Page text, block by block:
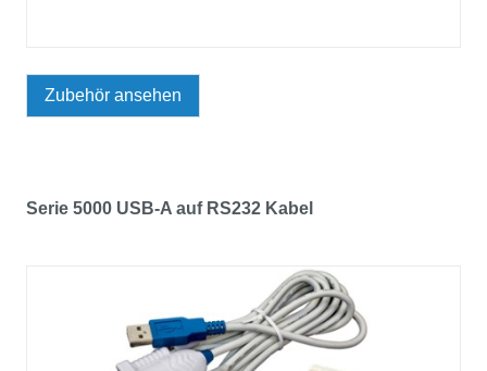
Zubehör ansehen
Serie 5000 USB-A auf RS232 Kabel